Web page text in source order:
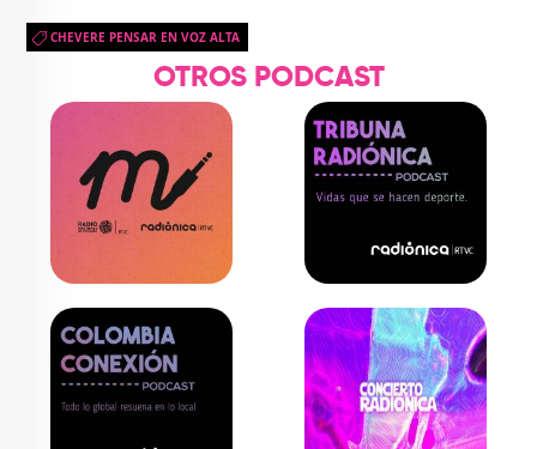
CHEVERE PENSAR EN VOZ ALTA
OTROS PODCAST